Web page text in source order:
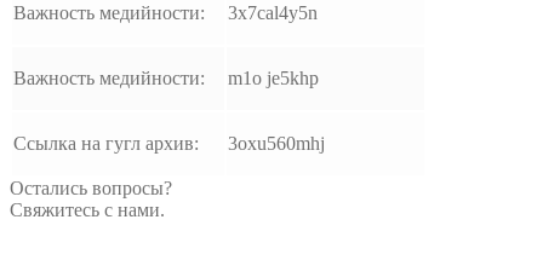
Важность медийности: 3x7cal4y5n
Важность медийности: m1o je5khp
Ссылка на гугл архив: 3oxu560mhj
Остались вопросы?
Свяжитесь с нами.